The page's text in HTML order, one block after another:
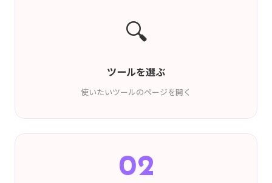
🔍
ツールを選ぶ
使いたいツールのページを開く
02